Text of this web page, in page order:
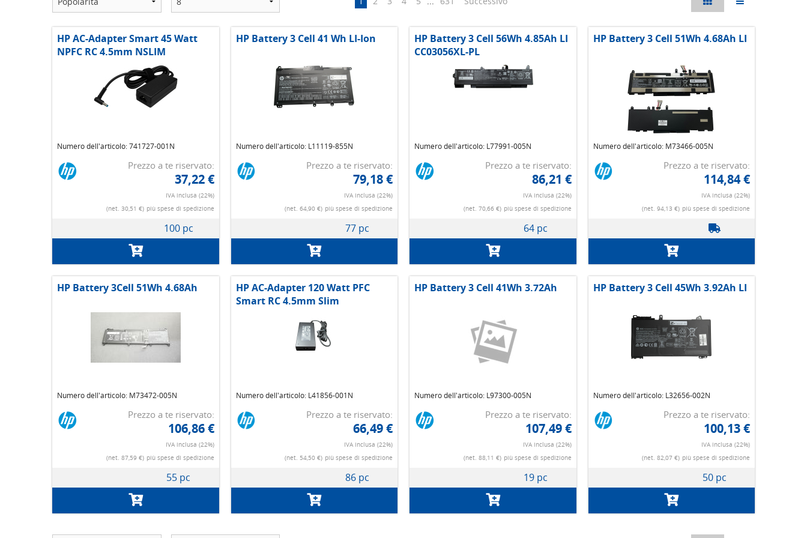
HP AC-Adapter Smart 45 Watt
NPFC RC 4.5mm NSLIM
Numero dell'articolo: 741727-001N
Prezzo a te riservato:
37,22 €
IVA inclusa (22%)
(net. 30,51 €) più spese di spedizione
100 pc
HP Battery 3 Cell 41 Wh LI-Ion
Numero dell'articolo: L11119-855N
Prezzo a te riservato:
79,18 €
IVA inclusa (22%)
(net. 64,90 €) più spese di spedizione
77 pc
HP Battery 3 Cell 56Wh 4.85Ah LI
CC03056XL-PL
Numero dell'articolo: L77991-005N
Prezzo a te riservato:
86,21 €
IVA inclusa (22%)
(net. 70,66 €) più spese di spedizione
64 pc
HP Battery 3 Cell 51Wh 4.68Ah LI
Numero dell'articolo: M73466-005N
Prezzo a te riservato:
114,84 €
IVA inclusa (22%)
(net. 94,13 €) più spese di spedizione
HP Battery 3Cell 51Wh 4.68Ah
Numero dell'articolo: M73472-005N
Prezzo a te riservato:
106,86 €
IVA inclusa (22%)
(net. 87,59 €) più spese di spedizione
55 pc
HP AC-Adapter 120 Watt PFC
Smart RC 4.5mm Slim
Numero dell'articolo: L41856-001N
Prezzo a te riservato:
66,49 €
IVA inclusa (22%)
(net. 54,50 €) più spese di spedizione
86 pc
HP Battery 3 Cell 41Wh 3.72Ah
Numero dell'articolo: L97300-005N
Prezzo a te riservato:
107,49 €
IVA inclusa (22%)
(net. 88,11 €) più spese di spedizione
19 pc
HP Battery 3 Cell 45Wh 3.92Ah LI
Numero dell'articolo: L32656-002N
Prezzo a te riservato:
100,13 €
IVA inclusa (22%)
(net. 82,07 €) più spese di spedizione
50 pc